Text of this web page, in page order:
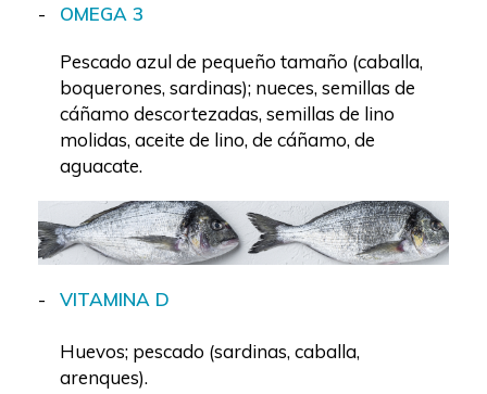
OMEGA 3
Pescado azul de pequeño tamaño (caballa,
boquerones, sardinas); nueces, semillas de
cáñamo descortezadas, semillas de lino
molidas, aceite de lino, de cáñamo, de
aguacate.
VITAMINA D
Huevos; pescado (sardinas, caballa,
arenques).